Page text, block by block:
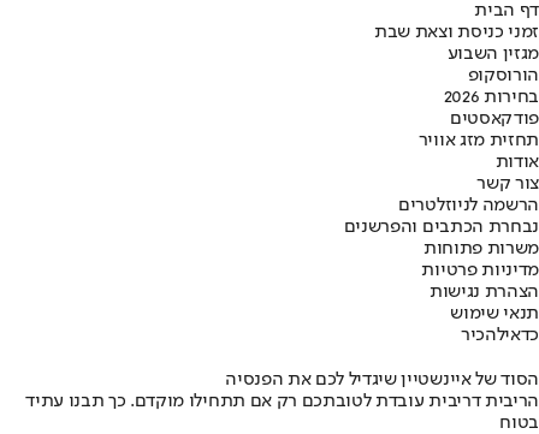
דף הבית
זמני כניסת וצאת שבת
מגזין השבוע
הורוסקופ
בחירות 2026
פודקאסטים
תחזית מזג אוויר
אודות
צור קשר
הרשמה לניוזלטרים
נבחרת הכתבים והפרשנים
משרות פתוחות
מדיניות פרטיות
הצהרת נגישות
תנאי שימוש
כדאילהכיר
הסוד של איינשטיין שיגדיל לכם את הפנסיה
הריבית דריבית עובדת לטובתכם רק אם תתחילו מוקדם. כך תבנו עתיד
בטוח